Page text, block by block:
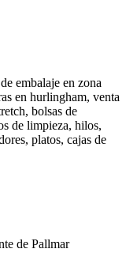
embalaje en zona
en hurlingham, venta
bolsas de
de limpieza, hilos,
platos, cajas de
de Pallmar